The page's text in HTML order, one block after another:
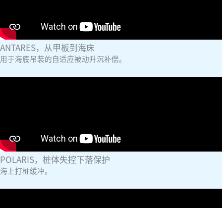
ANTARES，从甲板到海床
用于海底吊装的自适应被动升沉补偿。
POLARIS，桩体失控下落保护
海上打桩缓冲。